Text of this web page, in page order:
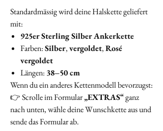
Standardmässig wird deine Halskette geliefert
mit:
925er Sterling Silber Ankerkette
Farben:Silber,vergoldet,Rosé
vergoldet
Längen: 38–50 cm
Wenn du ein anderes Kettenmodell bevorzugst:
👉 Scrolle im Formular„EXTRAS“ganz
nach unten, wähle deine Wunschkette aus und
sende das Formular ab.